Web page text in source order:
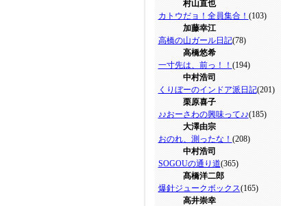
村山直也
カトウだョ！全員集合！ (103)
加藤幸江
高橋の山ガール日記(78)
高橋悠希
一寸先は、前っ！！ (194)
中村浩司
くりぼーのインドア派日記(201)
栗原喜子
♪♪おーさわの興味って♪♪(185)
大澤由宗
おのれ、測ったな！ (208)
中村浩司
SOGOUの通り道(365)
髙橋洋二郎
爆針ジュークボックス(165)
高井崇幸